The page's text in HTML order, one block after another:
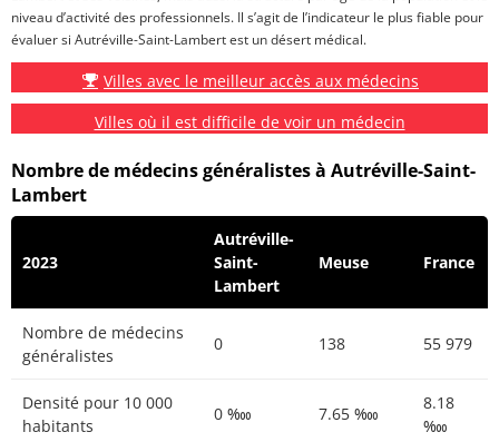
niveau d’activité des professionnels. Il s’agit de l’indicateur le plus fiable pour
évaluer si Autréville-Saint-Lambert est un désert médical.
Villes avec le meilleur accès aux médecins
Villes où il est difficile de voir un médecin
Nombre de médecins généralistes à Autréville-Saint-
Lambert
2023
Autréville-
Saint-
Lambert
Meuse France
Nombre de médecins
généralistes
0 138 55 979
Densité pour 10 000
habitants
0 ‱ 7.65 ‱
8.18
‱